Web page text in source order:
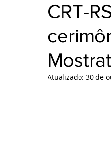
CRT-
Atualizado: 30 de